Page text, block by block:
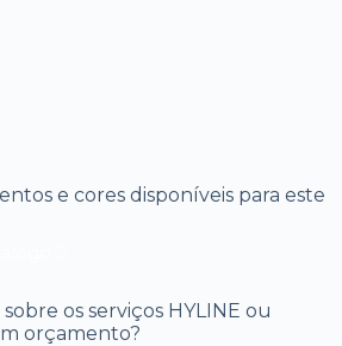
e cores disponíveis para este
os serviços HYLINE ou
orçamento?